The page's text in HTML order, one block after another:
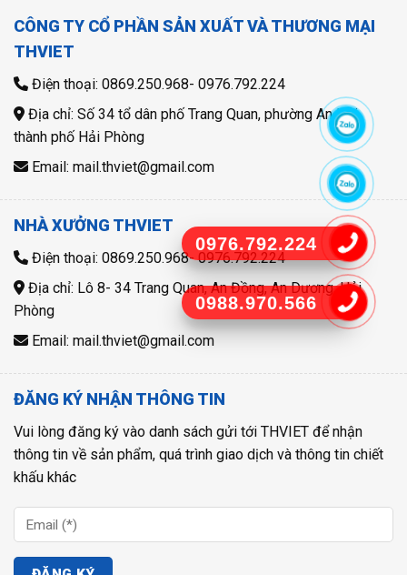
0976.792.224
0988.970.566
CÔNG TY CỔ PHẦN SẢN XUẤT VÀ THƯƠNG MẠI
THVIET
Điện thoại: 0869.250.968- 0976.792.224
Địa chỉ: Số 34 tổ dân phố Trang Quan, phường An Hải,
thành phố Hải Phòng
Email: mail.thviet@gmail.com
NHÀ XƯỞNG THVIET
Điện thoại: 0869.250.968- 0976.792.224
Địa chỉ: Lô 8- 34 Trang Quan, An Đồng, An Dương, Hải
Phòng
Email: mail.thviet@gmail.com
ĐĂNG KÝ NHẬN THÔNG TIN
Vui lòng đăng ký vào danh sách gửi tới THVIET để nhận
thông tin về sản phẩm, quá trình giao dịch và thông tin chiết
khấu khác